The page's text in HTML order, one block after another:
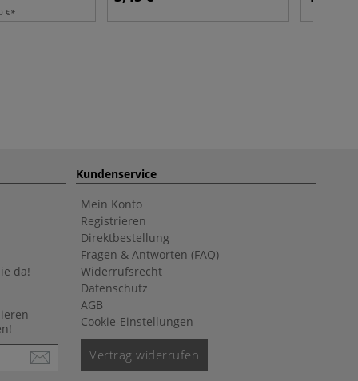
€
da!
Kundenservice
Mein Konto
Registrieren
Direktbestellung
Fragen & Antworten (FAQ)
Widerrufsrecht
Datenschutz
AGB
Cookie-Einstellungen
Vertrag widerrufen